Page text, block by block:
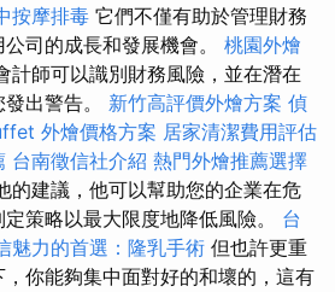
按摩排毒 它們不僅有助於管理財務
司的成長和發展機會。 桃園外燴
計師可以識別財務風險，並在潛在
出警告。 新竹高評價外燴方案 偵
外燴價格方案 居家清潔費用評估
台南徵信社介紹 熱門外燴推薦選擇
的建議，他可以幫助您的企業在危
策略以最大限度地降低風險。 台
魅力的首選：隆乳手術 但也許更重
你能夠集中面對好的和壞的，這有